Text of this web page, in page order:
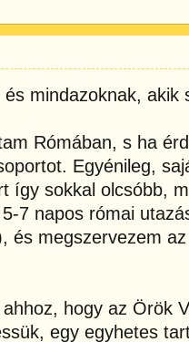
mindazoknak,
Rómában, s ha
Egyénileg,
így sokkal olcsóbb,
7 napos római
és megszervezem
hogy az Örök
egy egyhetes